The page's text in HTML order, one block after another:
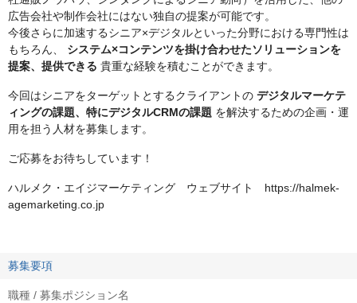
広告会社や制作会社にはない独自の提案が可能です。
今後さらに加速するシニア×デジタルといった分野における専門性は
もちろん、 システム×コンテンツを掛け合わせたソリューションを
提案、提供できる 貴重な経験を積むことができます。
今回はシニアをターゲットとするクライアントの デジタルマーケテ
ィングの課題、特にデジタルCRMの課題 を解決するための企画・運
用を担う人材を募集します。
ご応募をお待ちしています！
ハルメク・エイジマーケティング ウェブサイト https://halmek-
agemarketing.co.jp
募集要項
職種 / 募集ポジション名